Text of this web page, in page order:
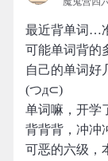
最近背单词…
可能单词背的
自己的单词好
(つд⊂)
单词嘛，开学
背背背，冲冲
可恶的六级，